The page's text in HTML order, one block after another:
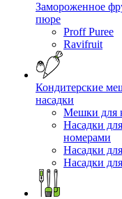
Замороженное
пюре
Proff Puree
Ravifruit
Кондитерские
насадки
Мешки для
Насадки
номерами
Насадки
Насадки